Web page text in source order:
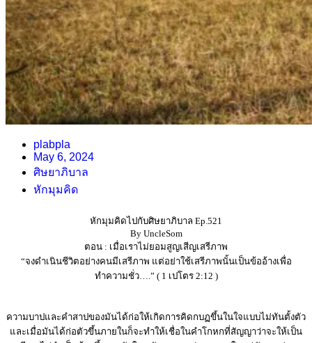
plabpla
May 6, 2024
ศิษยาภิบาล
หักมุมคิด
หักมุมคิดไปกับศิษยาภิบาล Ep.521
By UncleSom
ตอน : เมื่อเราไม่ยอมสูญเสีญเสรีภาพ
“จงดำเนินชีวิตอย่างคนมีเสรีภาพ แต่อย่าใช้เสรีภาพนั้นเป็นข้ออ้างเพื่อ
ทำความชั่ว….” ( 1 เปโตร 2:12 )
ความบาปและคำสาปของมันได้ก่อให้เกิดการคิดกบฏขึ้นในใจแบบไม่ทันตั้งตัว
และเมื่อมันได้ก่อตัวขึ้นภายในก็จะทำให้เชื่อในคำโกหกที่สัญญาว่าจะให้เป็น